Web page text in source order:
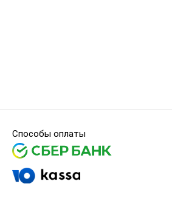
Способы оплаты